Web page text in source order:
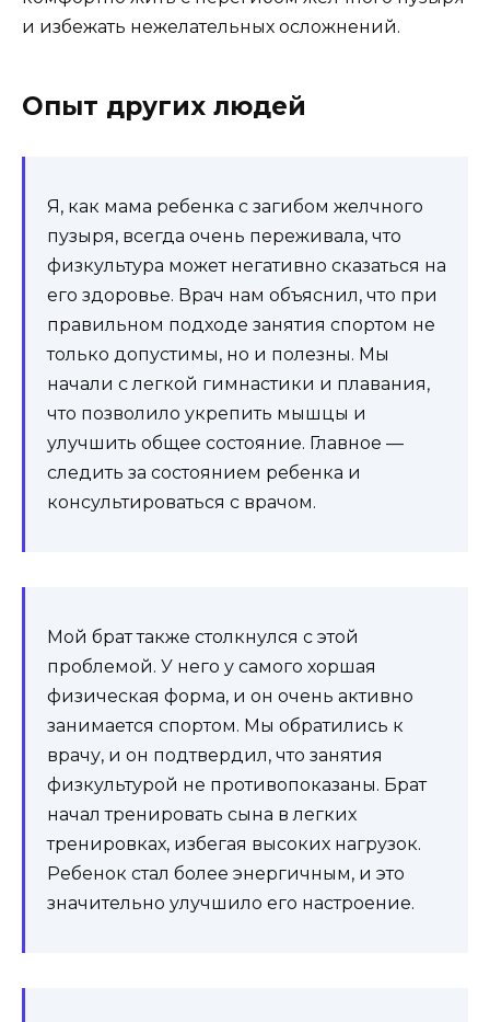
и избежать нежелательных осложнений.
Опыт других людей
Я, как мама ребенка с загибом желчного
пузыря, всегда очень переживала, что
физкультура может негативно сказаться на
его здоровье. Врач нам объяснил, что при
правильном подходе занятия спортом не
только допустимы, но и полезны. Мы
начали с легкой гимнастики и плавания,
что позволило укрепить мышцы и
улучшить общее состояние. Главное —
следить за состоянием ребенка и
консультироваться с врачом.
Мой брат также столкнулся с этой
проблемой. У него у самого хоршая
физическая форма, и он очень активно
занимается спортом. Мы обратились к
врачу, и он подтвердил, что занятия
физкультурой не противопоказаны. Брат
начал тренировать сына в легких
тренировках, избегая высоких нагрузок.
Ребенок стал более энергичным, и это
значительно улучшило его настроение.